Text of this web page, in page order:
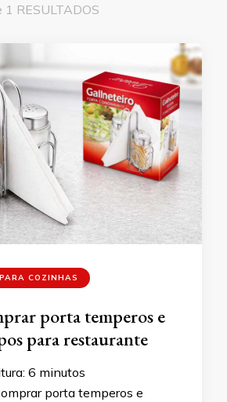
RESULTADOS
COZINHAS
porta temperos e
para restaurante
6 minutos
porta temperos e